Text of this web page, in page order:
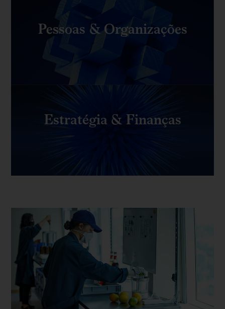
Pessoas & Organizações
Estratégia & Finanças